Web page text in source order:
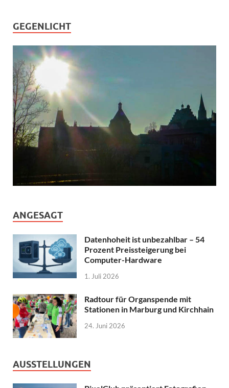
GEGENLICHT
ANGESAGT
Datenhoheit ist unbezahlbar – 54
Prozent Preissteigerung bei
Computer-Hardware
1. Juli 2026
Radtour für Organspende mit
Stationen in Marburg und Kirchhain
24. Juni 2026
AUSSTELLUNGEN